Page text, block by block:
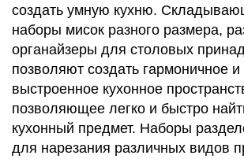
создать умную кухню.
наборы мисок разного размера,
органайзеры для столовых
позволяют создать гармоничное и
выстроенное кухонное
позволяющее легко и быстро
кухонный предмет. Наборы
для нарезания различных видов